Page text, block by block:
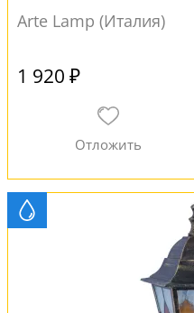
Arte Lamp (Италия)
1 920 ₽